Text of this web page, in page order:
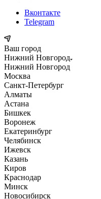
Вконтакте
Telegram
Ваш город
Нижний Новгород
Нижний Новгород
Москва
Санкт-Петербург
Алматы
Астана
Бишкек
Воронеж
Екатеринбург
Челябинск
Ижевск
Казань
Киров
Краснодар
Минск
Новосибирск